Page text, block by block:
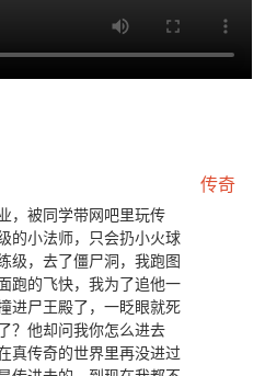
传奇
，被同学带网吧里玩传
的小法师，只会扔小火球
级，去了僵尸洞，我跑图
跑的飞快，我为了追他一
进尸王殿了，一眨眼就死
？他却问我你怎么进去
传奇的世界里再没进过